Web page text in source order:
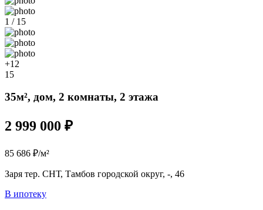
1 / 15
+12
15
35м², дом, 2 комнаты, 2 этажа
2 999 000 ₽
85 686 ₽/м²
Заря тер. СНТ, Тамбов городской округ, -, 46
В ипотеку